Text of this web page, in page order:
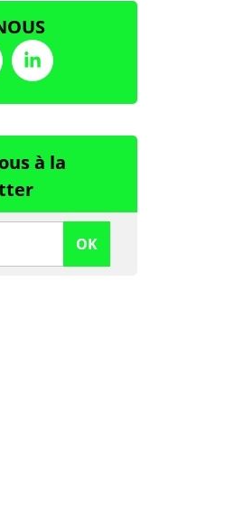
à la
OK